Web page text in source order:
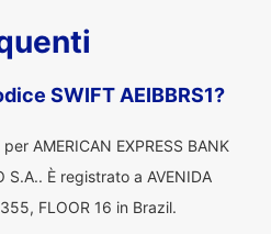
SWIFT AEIBBRS1?
AMERICAN EXPRESS BANK
S.A.. È registrato a AVENIDA
FLOOR 16 in Brazil.